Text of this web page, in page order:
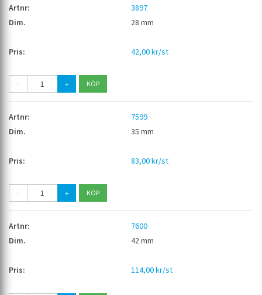
3897
28 mm
42,00 kr/st
- +
7599
35 mm
83,00 kr/st
- +
7600
42 mm
114,00 kr/st